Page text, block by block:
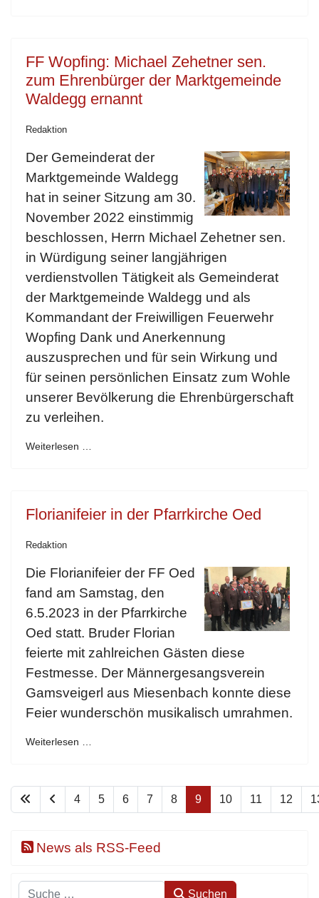
FF Wopfing: Michael Zehetner sen.
zum Ehrenbürger der Marktgemeinde
Waldegg ernannt
Redaktion
Der Gemeinderat der
Marktgemeinde Waldegg
hat in seiner Sitzung am 30.
November 2022 einstimmig
beschlossen, Herrn Michael Zehetner sen.
in Würdigung seiner langjährigen
verdienstvollen Tätigkeit als Gemeinderat
der Marktgemeinde Waldegg und als
Kommandant der Freiwilligen Feuerwehr
Wopfing Dank und Anerkennung
auszusprechen und für sein Wirkung und
für seinen persönlichen Einsatz zum Wohle
unserer Bevölkerung die Ehrenbürgerschaft
zu verleihen.
Weiterlesen …
Florianifeier in der Pfarrkirche Oed
Redaktion
Die Florianifeier der FF Oed
fand am Samstag, den
6.5.2023 in der Pfarrkirche
Oed statt. Bruder Florian
feierte mit zahlreichen Gästen diese
Festmesse. Der Männergesangsverein
Gamsveigerl aus Miesenbach konnte diese
Feier wunderschön musikalisch umrahmen.
Weiterlesen …
4 5 6 7 8 9 10 11 12
News als RSS-Feed
Suchen Suchen